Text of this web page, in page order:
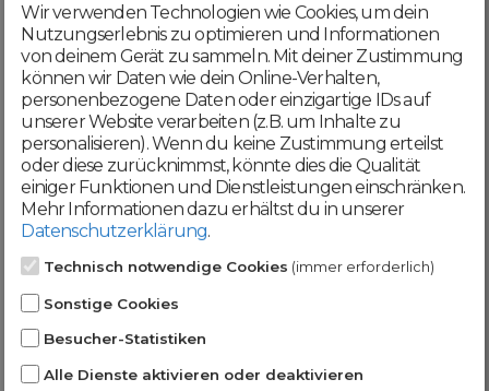
Mit deiner Registrierung bestätigst du,
dass du dieAGBund
Datenschutzerklärung akzeptierst
Weiter
Werde jetzt Teil der
DomainCatcher-
Community!
Nutze unsere Erfahrung und profitiere
Wir verwenden Technologien wie Cookies, um dein
Nutzungserlebnis zu optimieren und Informationen
von deinem Gerät zu sammeln. Mit deiner Zustimmung
können wir Daten wie dein Online-Verhalten,
personenbezogene Daten oder einzigartige IDs auf
unserer Website verarbeiten (z.B. um Inhalte zu
personalisieren). Wenn du keine Zustimmung erteilst
oder diese zurücknimmst, könnte dies die Qualität
einiger Funktionen und Dienstleistungen einschränken.
Mehr Informationen dazu erhältst du in unserer
Datenschutzerklärung.
Technisch notwendige Cookies (immer erforderlich)
Sonstige Cookies
Besucher-Statistiken
Alle Dienste aktivieren oder deaktivieren